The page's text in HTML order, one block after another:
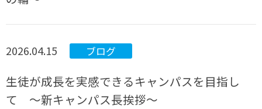
2026.04.15 ブログ
生徒が成長を実感できるキャンパスを目指し
て ～新キャンパス長挨拶～